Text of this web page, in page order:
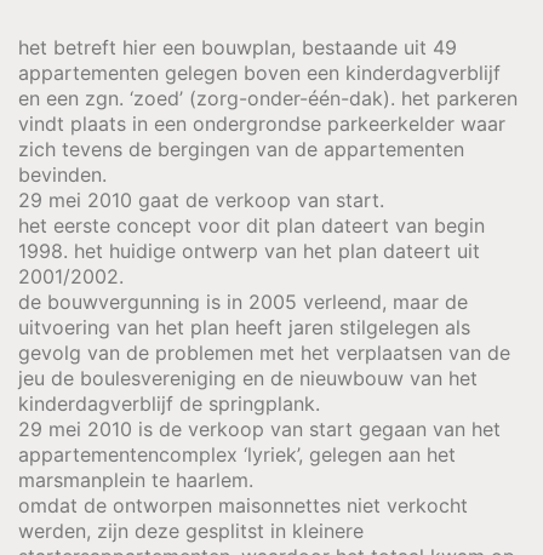
het betreft hier een bouwplan, bestaande uit 49
appartementen gelegen boven een kinderdagverblijf
en een zgn. ‘zoed’ (zorg-onder-één-dak). het parkeren
vindt plaats in een ondergrondse parkeerkelder waar
zich tevens de bergingen van de appartementen
bevinden.
29 mei 2010 gaat de verkoop van start.
het eerste concept voor dit plan dateert van begin
1998. het huidige ontwerp van het plan dateert uit
2001/2002.
de bouwvergunning is in 2005 verleend, maar de
uitvoering van het plan heeft jaren stilgelegen als
gevolg van de problemen met het verplaatsen van de
jeu de boulesvereniging en de nieuwbouw van het
kinderdagverblijf de springplank.
29 mei 2010 is de verkoop van start gegaan van het
appartementencomplex ‘lyriek’, gelegen aan het
marsmanplein te haarlem.
omdat de ontworpen maisonnettes niet verkocht
werden, zijn deze gesplitst in kleinere